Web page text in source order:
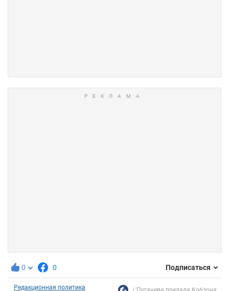
0 0 Подписаться
Редакционная политика